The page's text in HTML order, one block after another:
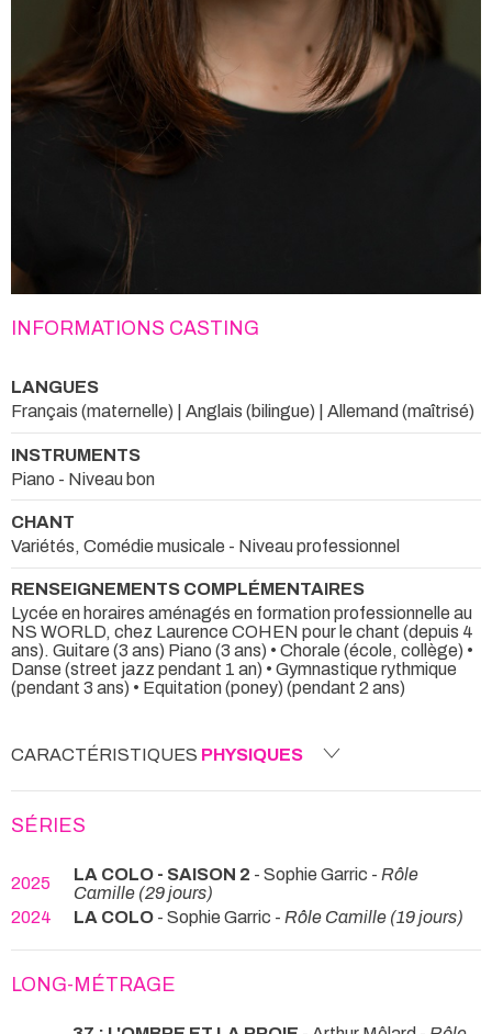
INFORMATIONS CASTING
LANGUES
Français (maternelle) | Anglais (bilingue) | Allemand (maîtrisé)
INSTRUMENTS
Piano - Niveau bon
CHANT
Variétés, Comédie musicale - Niveau professionnel
RENSEIGNEMENTS COMPLÉMENTAIRES
Lycée en horaires aménagés en formation professionnelle au
NS WORLD, chez Laurence COHEN pour le chant (depuis 4
ans). Guitare (3 ans) Piano (3 ans) • Chorale (école, collège) •
Danse (street jazz pendant 1 an) • Gymnastique rythmique
(pendant 3 ans) • Equitation (poney) (pendant 2 ans)
CARACTÉRISTIQUES PHYSIQUES
SÉRIES
2025 LA COLO - SAISON 2 - Sophie Garric - Rôle
Camille (29 jours)
2024
LA COLO - Sophie Garric - Rôle Camille (19 jours)
LONG-MÉTRAGE